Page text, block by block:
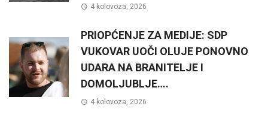
4 kolovoza, 2026
PRIOPĆENJE ZA MEDIJE: SDP
VUKOVAR UOČI OLUJE PONOVNO
UDARA NA BRANITELJE I
DOMOLJUBLJE….
4 kolovoza, 2026